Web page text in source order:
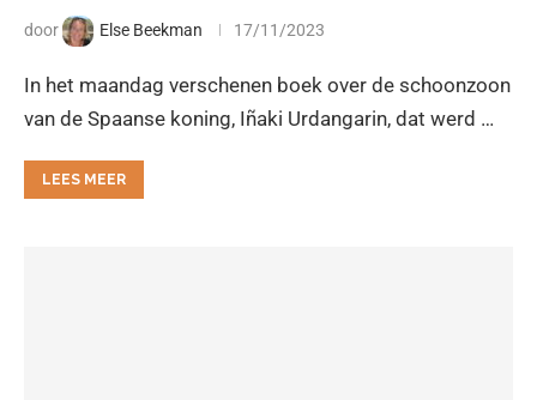
door Else Beekman 17/11/2023
In het maandag verschenen boek over de schoonzoon
van de Spaanse koning, Iñaki Urdangarin, dat werd …
LEES MEER